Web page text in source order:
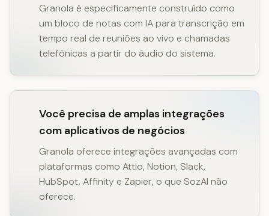
Granola é especificamente construído como
um bloco de notas com IA para transcrição em
tempo real de reuniões ao vivo e chamadas
telefônicas a partir do áudio do sistema.
Você precisa de amplas integrações
com aplicativos de negócios
Granola oferece integrações avançadas com
plataformas como Attio, Notion, Slack,
HubSpot, Affinity e Zapier, o que SozAI não
oferece.